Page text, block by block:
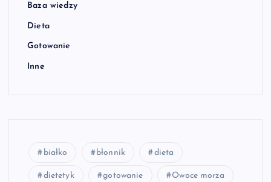
Baza wiedzy
Dieta
Gotowanie
Inne
białko błonnik dieta
dietetyk gotowanie Owoce morza